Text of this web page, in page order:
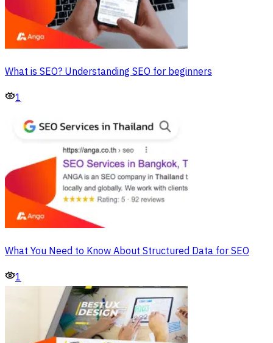
What is SEO? Understanding SEO for beginners
1
What You Need to Know About Structured Data for SEO
1